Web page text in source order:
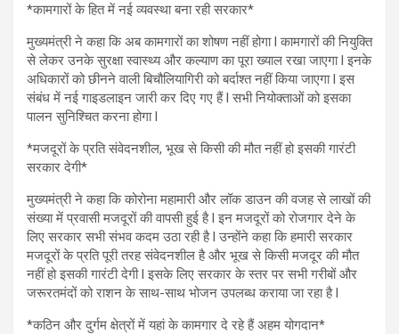
*कामगारों के हित में नई व्यवस्था बना रही सरकार*
मुख्यमंत्री ने कहा कि अब कामगारों का शोषण नहीं होगा l कामगारों की नियुक्ति
से लेकर उनके सुरक्षा स्वास्थ्य और कल्याण का पूरा ख्याल रखा जाएगा l इनके
अधिकारों को छीनने वाली बिचौलियागिरी को बर्दाश्त नहीं किया जाएगा l इस
संबंध में नई गाइडलाइन जारी कर दिए गए हैं l सभी नियोक्ताओं को इसका
पालन सुनिश्चित करना होगा l
*मजदूरों के प्रति संवेदनशील, भूख से किसी की मौत नहीं हो इसकी गारंटी
सरकार देगी*
मुख्यमंत्री ने कहा कि कोरोना महामारी और लॉक डाउन की वजह से लाखों की
संख्या में प्रवासी मजदूरों की वापसी हुई है l इन मजदूरों को रोजगार देने के
लिए सरकार सभी संभव कदम उठा रही है l उन्होंने कहा कि हमारी सरकार
मजदूरों के प्रति पूरी तरह संवेदनशील है और भूख से किसी मजदूर की मौत
नहीं हो इसकी गारंटी देगी l इसके लिए सरकार के स्तर पर सभी गरीबों और
जरूरतमंदों को राशन के साथ-साथ भोजन उपलब्ध कराया जा रहा है l
*कठिन और दुर्गम क्षेत्रों में यहां के कामगार दे रहे हैं अहम योगदान*